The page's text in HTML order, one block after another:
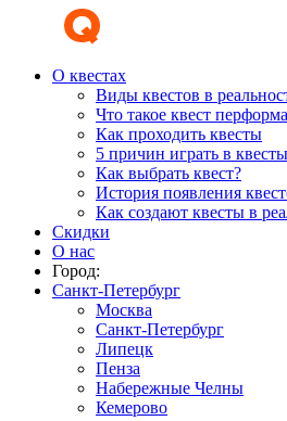
О квестах
Виды квестов в
Что такое квест
Как проходить квесты
5 причин играть в квесты
Как выбрать квест?
История появления
Как создают квесты в
Скидки
О нас
Город:
Санкт-Петербург
Москва
Санкт-Петербург
Липецк
Пенза
Набережные Челны
Кемерово